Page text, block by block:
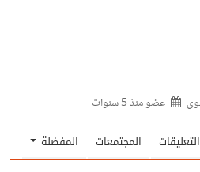
عضو منذ5 سنوات
التعليقات المجتمعات المفضلة